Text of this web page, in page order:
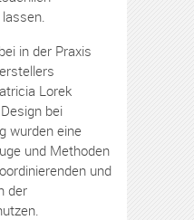
in der Praxis
Lorek
bei
wurden eine
und Methoden
und
der